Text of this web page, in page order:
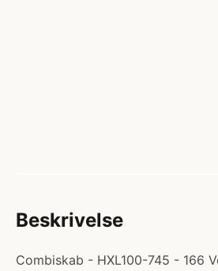
Beskrivelse
Combiskab - HXL100-745 - 166